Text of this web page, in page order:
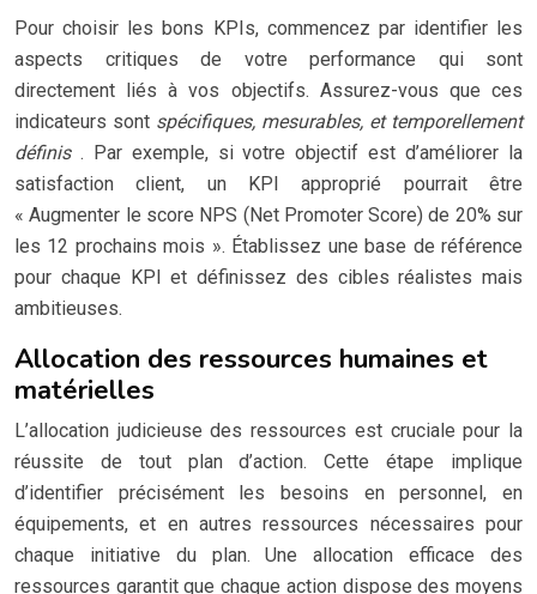
Pour choisir les bons KPIs, commencez par identifier les
aspects critiques de votre performance qui sont
directement liés à vos objectifs. Assurez-vous que ces
indicateurs sont spécifiques, mesurables, et temporellement
définis . Par exemple, si votre objectif est d’améliorer la
satisfaction client, un KPI approprié pourrait être
« Augmenter le score NPS (Net Promoter Score) de 20% sur
les 12 prochains mois ». Établissez une base de référence
pour chaque KPI et définissez des cibles réalistes mais
ambitieuses.
Allocation des ressources humaines et
matérielles
L’allocation judicieuse des ressources est cruciale pour la
réussite de tout plan d’action. Cette étape implique
d’identifier précisément les besoins en personnel, en
équipements, et en autres ressources nécessaires pour
chaque initiative du plan. Une allocation efficace des
ressources garantit que chaque action dispose des moyens